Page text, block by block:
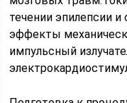
течении эпилепсии
эффекты
импульсный